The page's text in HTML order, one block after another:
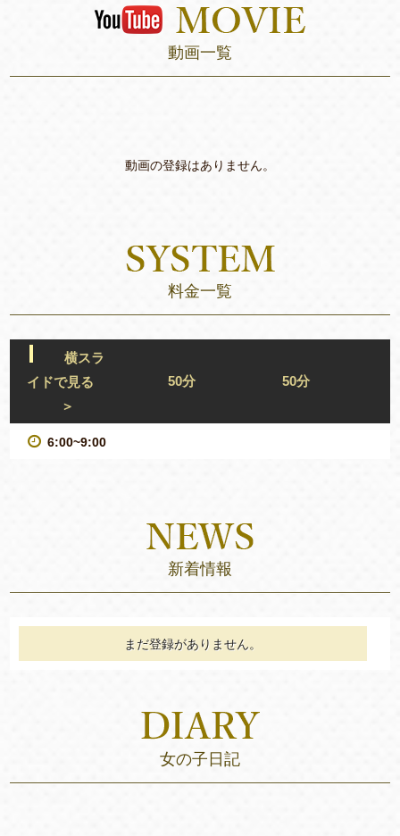
動画一覧
動画の登録はありません。
料金一覧
横スラ
イドで見る
＞
50分 50分
6:00~9:00
新着情報
まだ登録がありません。
女の子日記